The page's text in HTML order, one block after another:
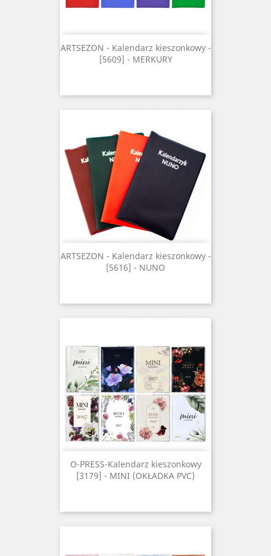
ARTSEZON - Kalendarz kieszonkowy -
[5609] - MERKURY
ARTSEZON - Kalendarz kieszonkowy -
[5616] - NUNO
O-PRESS-Kalendarz kieszonkowy
[3179] - MINI (OKŁADKA PVC)